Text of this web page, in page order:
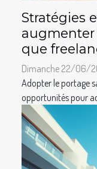
Stratégies
que
Dimanche 22/06/
Adopter le portage
opportunités pour